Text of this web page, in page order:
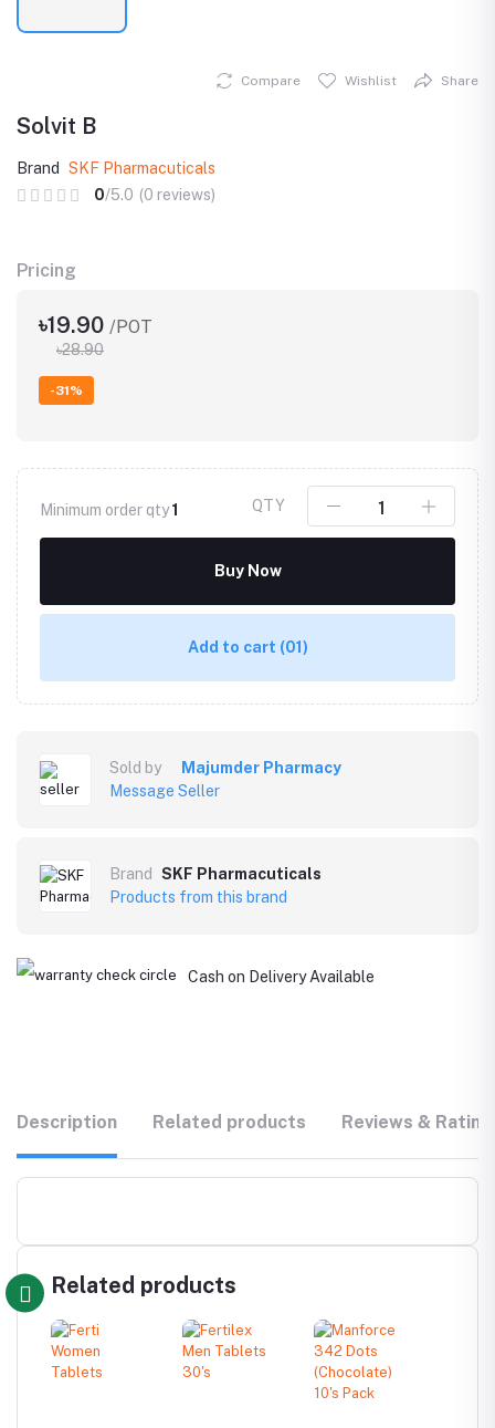
Compare Wishlist Share
Solvit B
Brand
SKF Pharmacuticals
0/5.0 (0 reviews)
Pricing
৳19.90 /POT
৳28.90
-31%
Minimum order qty1 QTY
Buy Now
Add to cart (01)
Sold by
Majumder Pharmacy
Message Seller
Brand
SKF Pharmacuticals
Products from this brand
Cash on Delivery Available
Description Related products Reviews &
Related products